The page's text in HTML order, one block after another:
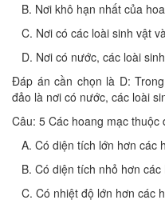
B. Nơi khô hạn nhất của
C. Nơi có các loài sinh vật
D. Nơi có nước, các loài
Đáp án cần chọn là D:
đảo là nơi có nước, các loài
Câu: 5 Các hoang mạc thuộc
A. Có diện tích lớn hơn các
B. Có diện tích nhỏ hơn
C. Có nhiệt độ lớn hơn các